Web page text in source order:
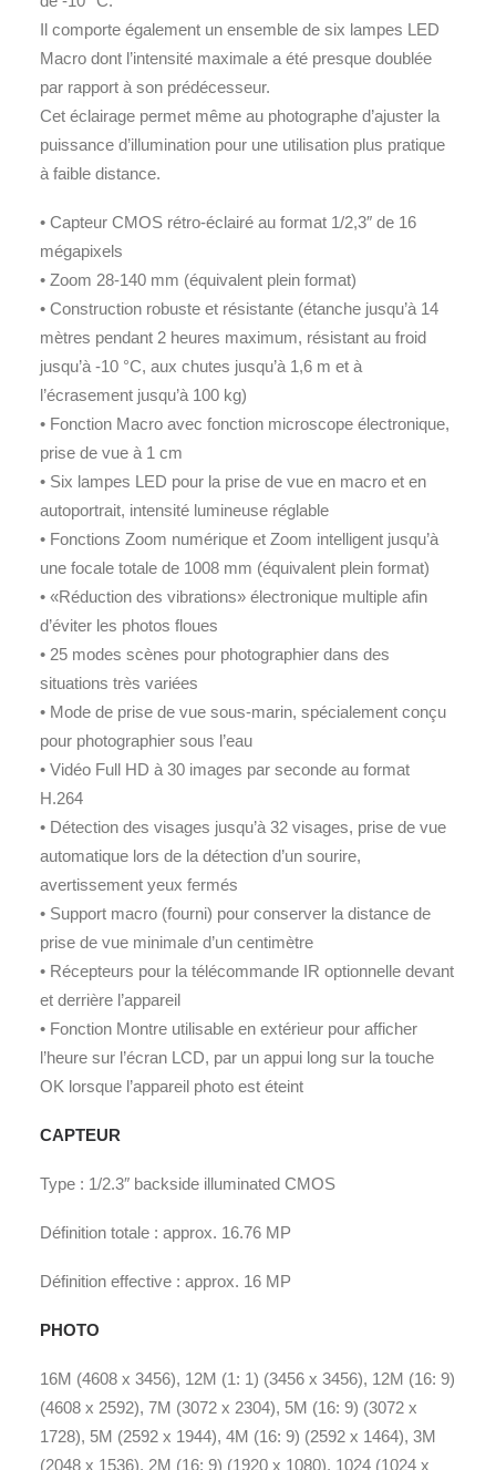
Il comporte également un ensemble de six lampes LED
Macro dont l’intensité maximale a été presque doublée
par rapport à son prédécesseur.
Cet éclairage permet même au photographe d’ajuster la
puissance d’illumination pour une utilisation plus pratique
à faible distance.
• Capteur CMOS rétro-éclairé au format 1/2,3″ de 16
mégapixels
• Zoom 28-140 mm (équivalent plein format)
• Construction robuste et résistante (étanche jusqu’à 14
mètres pendant 2 heures maximum, résistant au froid
jusqu’à -10 °C, aux chutes jusqu’à 1,6 m et à
l’écrasement jusqu’à 100 kg)
• Fonction Macro avec fonction microscope électronique,
prise de vue à 1 cm
• Six lampes LED pour la prise de vue en macro et en
autoportrait, intensité lumineuse réglable
• Fonctions Zoom numérique et Zoom intelligent jusqu’à
une focale totale de 1008 mm (équivalent plein format)
• «Réduction des vibrations» électronique multiple afin
d’éviter les photos floues
• 25 modes scènes pour photographier dans des
situations très variées
• Mode de prise de vue sous-marin, spécialement conçu
pour photographier sous l’eau
• Vidéo Full HD à 30 images par seconde au format
H.264
• Détection des visages jusqu’à 32 visages, prise de vue
automatique lors de la détection d’un sourire,
avertissement yeux fermés
• Support macro (fourni) pour conserver la distance de
prise de vue minimale d’un centimètre
• Récepteurs pour la télécommande IR optionnelle devant
et derrière l’appareil
• Fonction Montre utilisable en extérieur pour afficher
l’heure sur l’écran LCD, par un appui long sur la touche
OK lorsque l’appareil photo est éteint
CAPTEUR
Type : 1/2.3″ backside illuminated CMOS
Définition totale : approx. 16.76 MP
Définition effective : approx. 16 MP
PHOTO
16M (4608 x 3456), 12M (1: 1) (3456 x 3456), 12M (16: 9)
(4608 x 2592), 7M (3072 x 2304), 5M (16: 9) (3072 x
1728), 5M (2592 x 1944), 4M (16: 9) (2592 x 1464), 3M
(2048 x 1536), 2M (16: 9) (1920 x 1080), 1024 (1024 x